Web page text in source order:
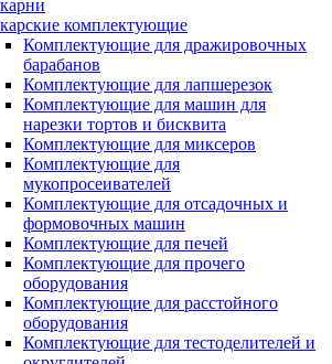
комплектующие
Комплектующие для дражировочных
барабанов
Комплектующие для лапшерезок
Комплектующие для машин для
нарезки тортов и бисквита
Комплектующие для миксеров
Комплектующие для
мукопросеивателей
Комплектующие для отсадочных и
формовочных машин
Комплектующие для печей
Комплектующие для прочего
оборудования
Комплектующие для расстойного
оборудования
Комплектующие для тестоделителей и